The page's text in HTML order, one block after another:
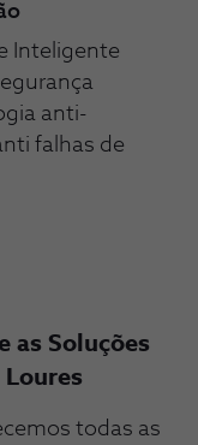
Inteligente
anti-
falhas de
as Soluções
todas as